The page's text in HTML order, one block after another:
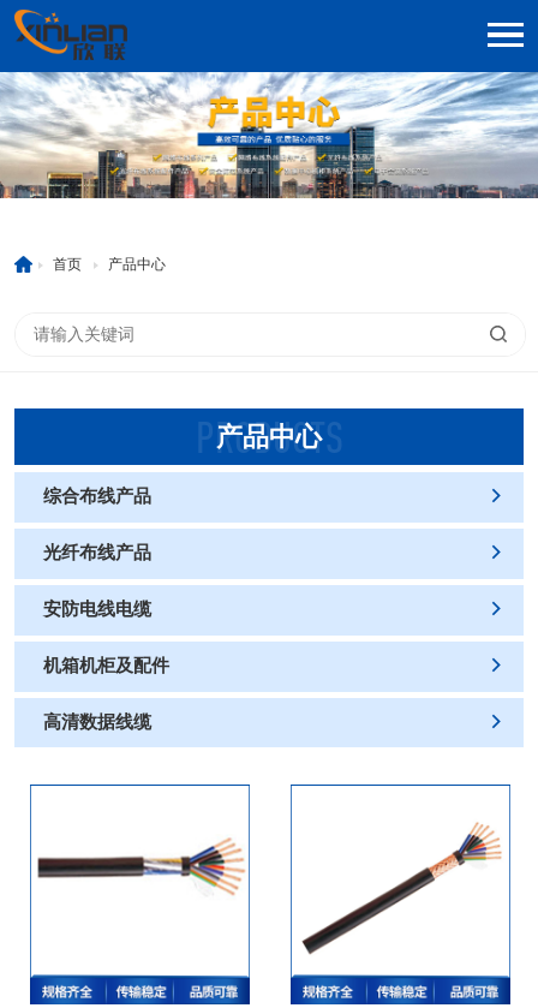
首页 产品中心
PRODUCTS
产品中心
综合布线产品 
光纤布线产品 
安防电线电缆 
机箱机柜及配件 
高清数据线缆 